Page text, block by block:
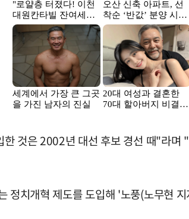
것은 2002년 대선 후보 경선 때"라
정치개혁 제도를 도입해 '노풍(노무현